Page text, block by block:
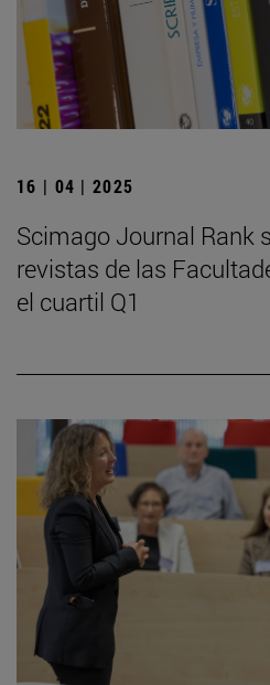
16 | 04 | 2025
Scimago Journal Rank
revistas de las
el cuartil Q1